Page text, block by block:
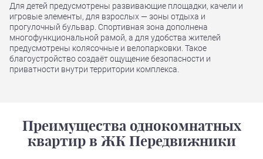
Для детей предусмотрены развивающие площадки, качели и
игровые элементы, для взрослых — зоны отдыха и
прогулочный бульвар. Спортивная зона дополнена
многофункциональной рамой, а для удобства жителей
предусмотрены колясочные и велопарковки. Такое
благоустройство создаёт ощущение безопасности и
приватности внутри территории комплекса.
Преимущества однокомнатных
квартир в ЖК Передвижники